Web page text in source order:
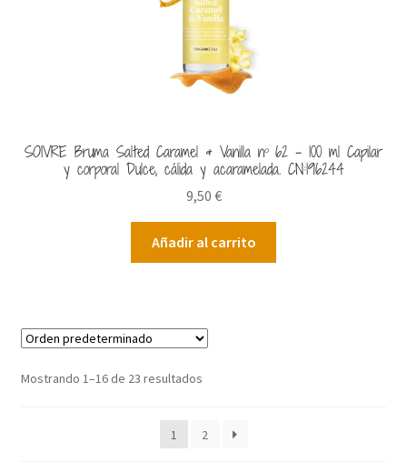
SOIVRE Bruma Salted Caramel & Vanilla nº 62 – 100 ml Capilar
y corporal Dulce, cálida y acaramelada. CN:196244
9,50 €
Añadir al carrito
Mostrando 1–16 de 23 resultados
1 2